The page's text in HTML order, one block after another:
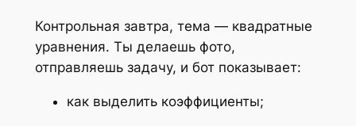
Контрольная завтра, тема — квадратные
уравнения. Ты делаешь фото,
отправляешь задачу, и бот показывает:
как выделить коэффициенты;